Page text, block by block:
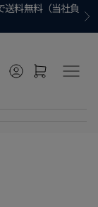
送料無料（当社負
マイページに
カートを
メニ